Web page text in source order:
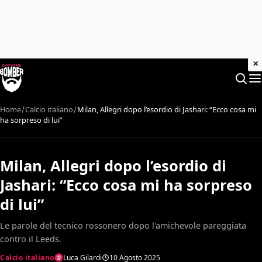
Home Calcio italiano Milan, Allegri dopo l’esordio di Jashari: “Ecco cosa mi
ha sorpreso di lui”
Milan, Allegri dopo l’esordio di
Jashari: “Ecco cosa mi ha sorpreso
di lui”
Le parole del tecnico rossonero dopo l'amichevole pareggiata
contro il Leeds.
Calcio italiano Luca Gilardi 10 Agosto 2025
×